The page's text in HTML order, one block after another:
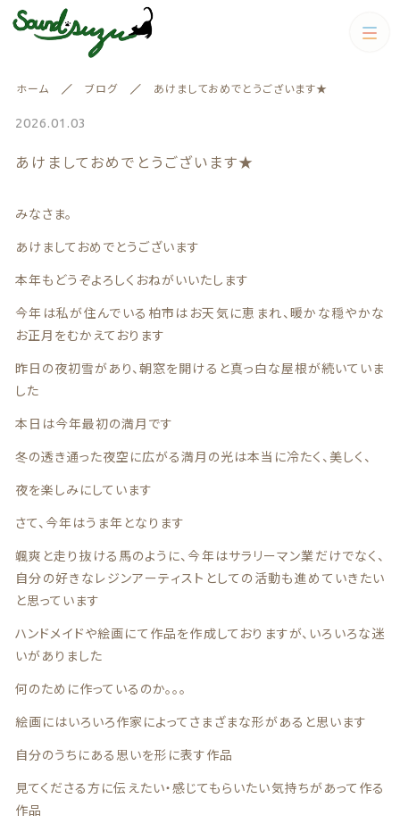
ホーム ブログ あけましておめでとうございます★
2026.01.03
あけましておめでとうございます★
みなさま。
あけましておめでとうございます
本年もどうぞよろしくおねがいいたします
今年は私が住んでいる柏市はお天気に恵まれ、暖かな穏やかな
お正月をむかえております
昨日の夜初雪があり、朝窓を開けると真っ白な屋根が続いていま
した
本日は今年最初の満月です
冬の透き通った夜空に広がる満月の光は本当に冷たく、美しく、
夜を楽しみにしています
さて、今年はうま年となります
颯爽と走り抜ける馬のように、今年はサラリーマン業だけでなく、
自分の好きなレジンアーティストとしての活動も進めていきたい
と思っています
ハンドメイドや絵画にて作品を作成しておりますが、いろいろな迷
いがありました
何のために作っているのか。。。
絵画にはいろいろ作家によってさまざまな形があると思います
自分のうちにある思いを形に表す作品
見てくださる方に伝えたい・感じてもらいたい気持ちがあって作る
作品
カテゴリー
イヤリング.ピアス
春
ネックレス ノンホールピアス
イヤリング.ピアス
ピアス.イヤリング
雑貨
春
秋
ネックレス
子カテゴリー
価格帯
その他
並び順